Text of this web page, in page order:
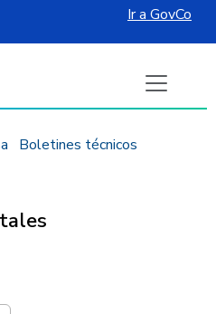
Ir a GovCo
Boletines técnicos